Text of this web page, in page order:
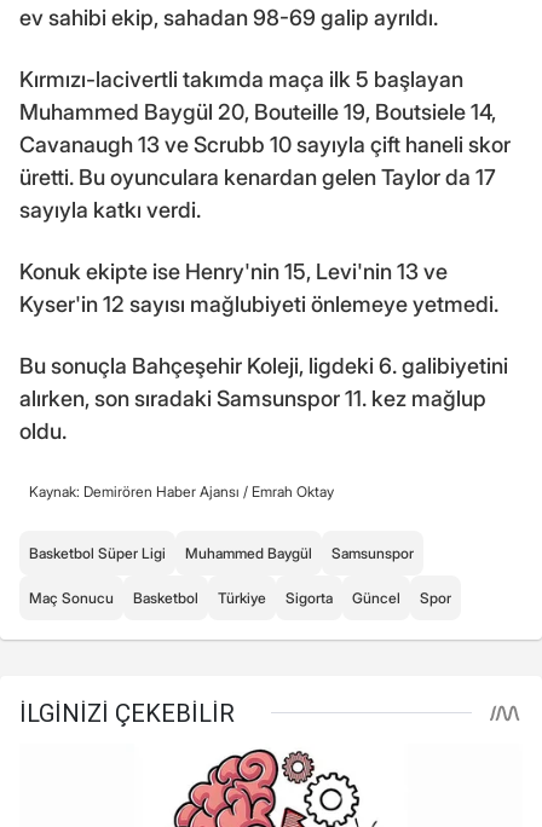
ev sahibi ekip, sahadan 98-69 galip ayrıldı.
Kırmızı-lacivertli takımda maça ilk 5 başlayan
Muhammed Baygül 20, Bouteille 19, Boutsiele 14,
Cavanaugh 13 ve Scrubb 10 sayıyla çift haneli skor
üretti. Bu oyunculara kenardan gelen Taylor da 17
sayıyla katkı verdi.
Konuk ekipte ise Henry'nin 15, Levi'nin 13 ve
Kyser'in 12 sayısı mağlubiyeti önlemeye yetmedi.
Bu sonuçla Bahçeşehir Koleji, ligdeki 6. galibiyetini
alırken, son sıradaki Samsunspor 11. kez mağlup
oldu.
Kaynak: Demirören Haber Ajansı / Emrah Oktay
Basketbol Süper Ligi Muhammed Baygül Samsunspor
Maç Sonucu Basketbol Türkiye Sigorta Güncel Spor